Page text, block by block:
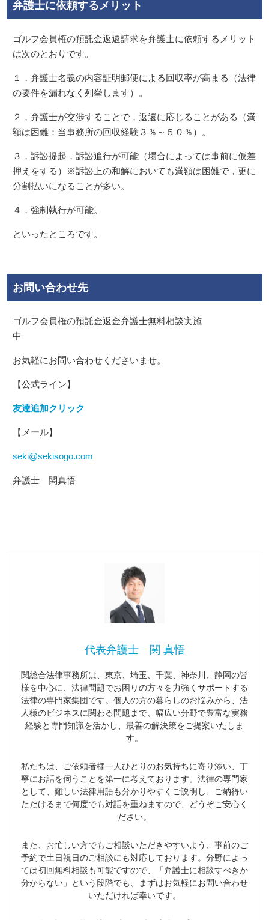
弁護士に依頼するメリット
ゴルフ会員権の預託金返還請求を弁護士に依頼するメリット
は次のとおりです。
１，弁護士名義の内容証明郵便による回収率が高まる（法律
の要件を漏れなく列挙します）。
２，弁護士が交渉することで，返還に応じることがある（満
額は困難：当事務所の回収経験３％～５０％）。
３，訴訟提起，訴訟追行が可能（場合によっては事前に仮差
押えをする）※訴訟上の和解においても満額は困難で，更に
分割払いになることが多い。
４，強制執行が可能。
といったところです。
お問い合わせ先
ゴルフ会員権の預託金返金弁護士無料相談実施
中
お気軽にお問い合わせくださいませ。
【公式ライン】
友達追加クリック
【メール】
seki@sekisogo.com
弁護士 関真悟
代表弁護士 関 真悟
関総合法律事務所は、東京、埼玉、千葉、神奈川、静岡の皆
様を中心に、法律問題でお困りの方々を力強くサポートする
法律の専門家集団です。個人の方の暮らしのお悩みから、法
人様のビジネスに関わる問題まで、幅広い分野で豊富な実務
経験と専門知識を活かし、最善の解決策をご提案いたしま
す。
私たちは、ご依頼者様一人ひとりのお気持ちに寄り添い、丁
寧にお話を伺うことを第一に考えております。法律の専門家
として、難しい法律用語も分かりやすくご説明し、ご納得い
ただけるまで何度でも対話を重ねますので、どうぞご安心く
ださい。
また、お忙しい方でもご相談いただきやすいよう、事前のご
予約で土日祝日のご相談にも対応しております。分野によっ
ては初回無料相談も可能ですので、「弁護士に相談すべきか
分からない」という段階でも、まずはお気軽にお問い合わせ
いただければ幸いです。